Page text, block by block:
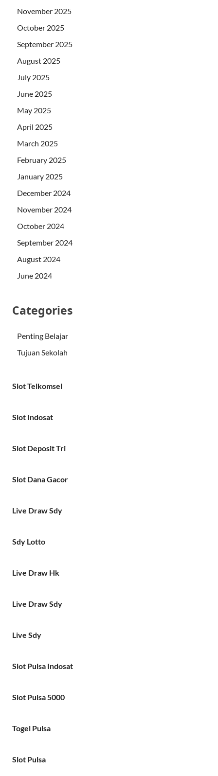
November 2025
October 2025
September 2025
August 2025
July 2025
June 2025
May 2025
April 2025
March 2025
February 2025
January 2025
December 2024
November 2024
October 2024
September 2024
August 2024
June 2024
Categories
Penting Belajar
Tujuan Sekolah
Slot Telkomsel
Slot Indosat
Slot Deposit Tri
Slot Dana Gacor
Live Draw Sdy
Sdy Lotto
Live Draw Hk
Live Draw Sdy
Live Sdy
Slot Pulsa Indosat
Slot Pulsa 5000
Togel Pulsa
Slot Pulsa